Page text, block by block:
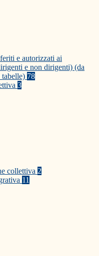
e autorizzati ai
e non dirigenti) (da
78
3
collettiva 2
11